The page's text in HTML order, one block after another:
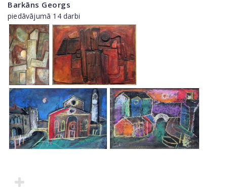
Barkāns Georgs
piedāvājumā 14 darbi